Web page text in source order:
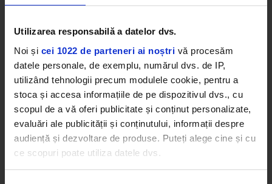
Utilizarea responsabilă a datelor dvs.
Noi și cei 1022 de parteneri ai noștri vă procesăm
datele personale, de exemplu, numărul dvs. de IP,
utilizând tehnologii precum modulele cookie, pentru a
stoca și accesa informațiile de pe dispozitivul dvs., cu
scopul de a vă oferi publicitate și conținut personalizate,
evaluări ale publicității și conținutului, informații despre
audiență și dezvoltare de produse. Puteți alege cine și cu
ce scopuri poate utiliza datele dvs.
ca una dintre principalele porți de intrare în
festival pentru un public divers, mai ales pentru
cei care l-au descoperit pe Shakespeare pentru
prima dată, într-un format mai relaxat și mai
accesibil.
O miză importantă a ediției a fost
atragerea tinerilor și construirea unei relații firești
cu teatrul încă din primii ani.